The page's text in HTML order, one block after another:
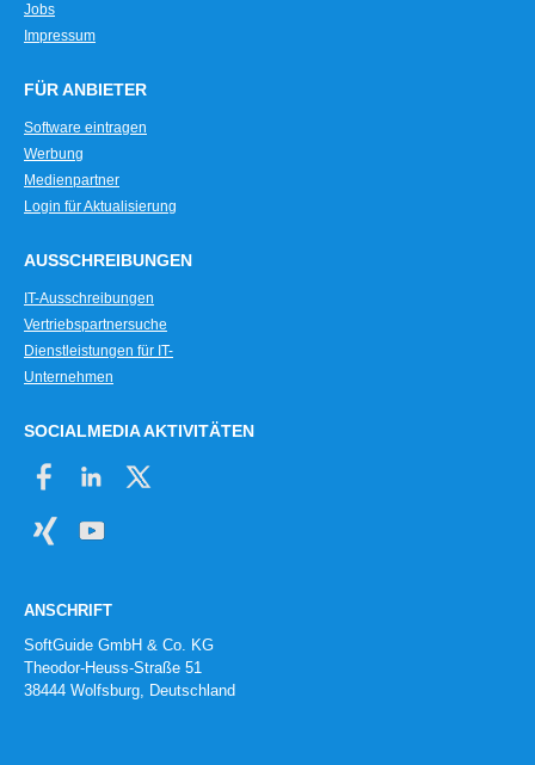
Jobs
Impressum
FÜR ANBIETER
Software eintragen
Werbung
Medienpartner
Login für Aktualisierung
AUSSCHREIBUNGEN
IT-Ausschreibungen
Vertriebspartnersuche
Dienstleistungen für IT-
Unternehmen
SOCIALMEDIA AKTIVITÄTEN
ANSCHRIFT
SoftGuide GmbH & Co. KG
Theodor-Heuss-Straße 51
38444 Wolfsburg, Deutschland